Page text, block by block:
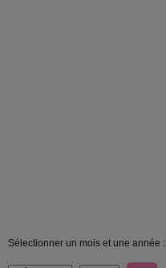
Sélectionner un mois et une année :